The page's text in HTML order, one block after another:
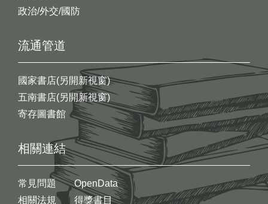
政治/外交/國防
流通管道
國家書店(另開新視窗)
五南書店(另開新視窗)
寄存圖書館
相關連結
常見問題
相關法規
OpenData
得獎書目